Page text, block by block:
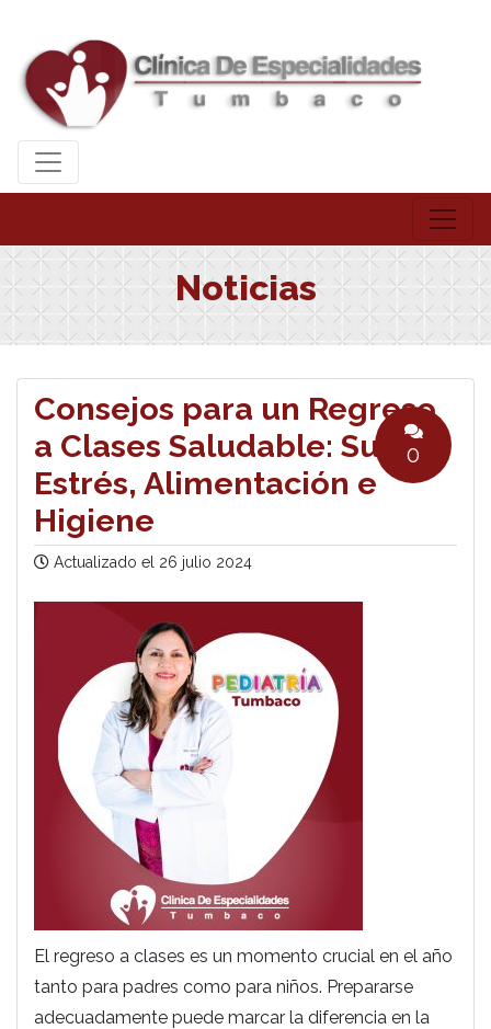
Noticias
Consejos para un Regreso
a Clases Saludable: Sueño,
Estrés, Alimentación e
Higiene
Actualizado el 26 julio 2024
0
El regreso a clases es un momento crucial en el año
tanto para padres como para niños. Prepararse
adecuadamente puede marcar la diferencia en la